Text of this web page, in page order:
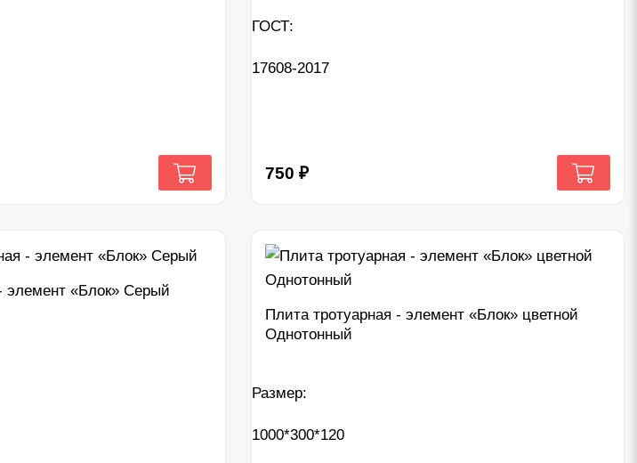
ГОСТ:
17608-2017
750 ₽
элемент «Блок» Серый
Плита тротуарная - элемент «Блок» цветной
Однотонный
Размер:
1000*300*120